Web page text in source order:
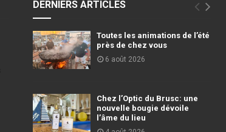
DERNIERS ARTICLES
Toutes les animations de l’été
près de chez vous
6 août 2026
Chez l’Optic du Brusc: une
nouvelle bougie dévoile
l’âme du lieu